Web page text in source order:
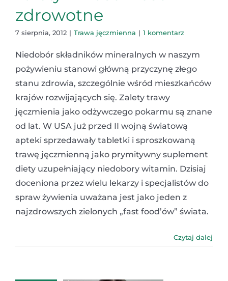
zdrowotne
7 sierpnia, 2012 | Trawa jęczmienna | 1 komentarz
Niedobór składników mineralnych w naszym
pożywieniu stanowi główną przyczynę złego
stanu zdrowia, szczególnie wśród mieszkańców
krajów rozwijających się. Zalety trawy
jęczmienia jako odżywczego pokarmu są znane
od lat. W USA już przed II wojną światową
apteki sprzedawały tabletki i sproszkowaną
trawę jęczmienną jako prymitywny suplement
diety uzupełniający niedobory witamin. Dzisiaj
doceniona przez wielu lekarzy i specjalistów do
spraw żywienia uważana jest jako jeden z
najzdrowszych zielonych „fast food’ów” świata.
Czytaj dalej